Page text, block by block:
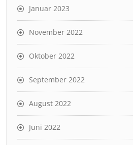
Januar 2023
November 2022
Oktober 2022
September 2022
August 2022
Juni 2022